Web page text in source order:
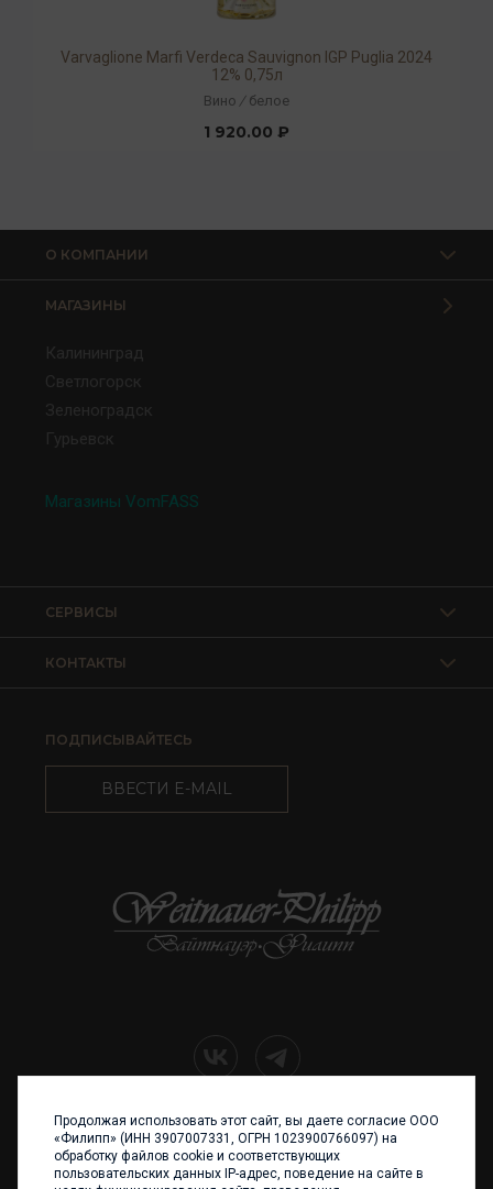
Varvaglione Marfi Verdeca Sauvignon IGP Puglia 2024
12% 0,75л
Вино / белое
1 920.00 ₽
О КОМПАНИИ
МАГАЗИНЫ
Калининград
Светлогорск
Зеленоградск
Гурьевск
Магазины VomFASS
КОНТАКТЫ
СЕРВИСЫ
ПОДПИСЫВАЙТЕСЬ
ВВЕСТИ E-MAIL
+7 (4012) 960 898
236017 Калининград,
ул. Каштановая аллея, 47
Продолжая использовать этот сайт, вы даете согласие ООО
«Филипп» (ИНН 3907007331, ОГРН 1023900766097) на
обработку файлов cookie и соответствующих
пользовательских данных IP-адрес, поведение на сайте в